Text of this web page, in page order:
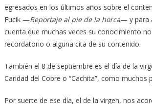
egresados en los últimos años sobre el
Fucik —Reportaje al pie de la horca— y para
cuenta que muchas veces su conocimiento
recordatorio o alguna cita de su contenido.
También el 8 de septiembre es el día de la
Caridad del Cobre o “Cachita”, como muchos
Por suerte de ese día, el de la virgen, nos